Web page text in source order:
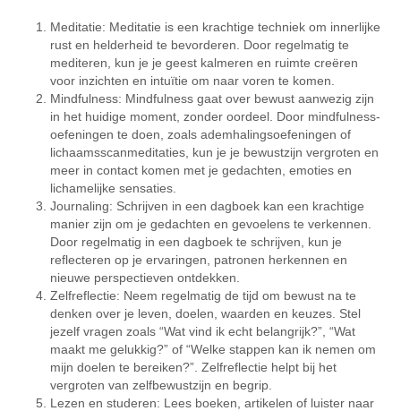
Meditatie: Meditatie is een krachtige techniek om innerlijke
rust en helderheid te bevorderen. Door regelmatig te
mediteren, kun je je geest kalmeren en ruimte creëren
voor inzichten en intuïtie om naar voren te komen.
Mindfulness: Mindfulness gaat over bewust aanwezig zijn
in het huidige moment, zonder oordeel. Door mindfulness-
oefeningen te doen, zoals ademhalingsoefeningen of
lichaamsscanmeditaties, kun je je bewustzijn vergroten en
meer in contact komen met je gedachten, emoties en
lichamelijke sensaties.
Journaling: Schrijven in een dagboek kan een krachtige
manier zijn om je gedachten en gevoelens te verkennen.
Door regelmatig in een dagboek te schrijven, kun je
reflecteren op je ervaringen, patronen herkennen en
nieuwe perspectieven ontdekken.
Zelfreflectie: Neem regelmatig de tijd om bewust na te
denken over je leven, doelen, waarden en keuzes. Stel
jezelf vragen zoals “Wat vind ik echt belangrijk?”, “Wat
maakt me gelukkig?” of “Welke stappen kan ik nemen om
mijn doelen te bereiken?”. Zelfreflectie helpt bij het
vergroten van zelfbewustzijn en begrip.
Lezen en studeren: Lees boeken, artikelen of luister naar